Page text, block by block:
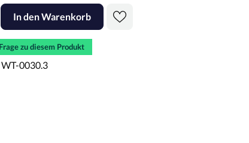
den gewünschten Wert ein oder benutze die Schaltflächen
In den Warenkorb
zu diesem Produkt
WT-0030.3